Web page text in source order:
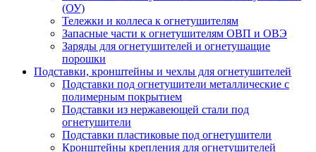
(ОУ)
Тележки и коллеса к огнетушителям
Запасные части к огнетушителям ОВП и ОВЭ
Заряды для огнетушителей и огнетушащие
порошки
Подставки, кронштейны и чехлы для огнетушителей
Подставки под огнетушители металлические с
полимерным покрытием
Подставки из нержавеющей стали под
огнетушители
Подставки пластиковые под огнетушители
Кронштейны крепления для огнетушителей